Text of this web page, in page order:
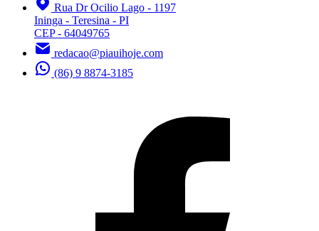
Rua Dr Ocilio Lago - 1197
Ininga - Teresina - PI
CEP - 64049765
redacao@piauihoje.com
(86) 9 8874-3185